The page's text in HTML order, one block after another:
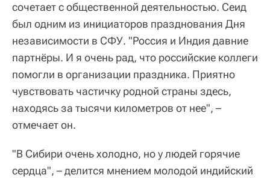
сочетает с общественной деятельностью. Сеид
был одним из инициаторов празднования Дня
независимости в СФУ. "Россия и Индия давние
партнёры. И я очень рад, что российские коллеги
помогли в организации праздника. Приятно
чувствовать частичку родной страны здесь,
находясь за тысячи километров от нее", –
отмечает он.
"В Сибири очень холодно, но у людей горячие
сердца", – делится мнением молодой индийский